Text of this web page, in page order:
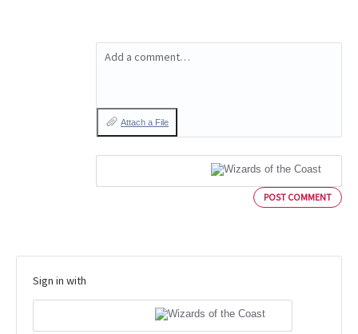
Add a comment…
Attach a File
POST COMMENT
Sign in with